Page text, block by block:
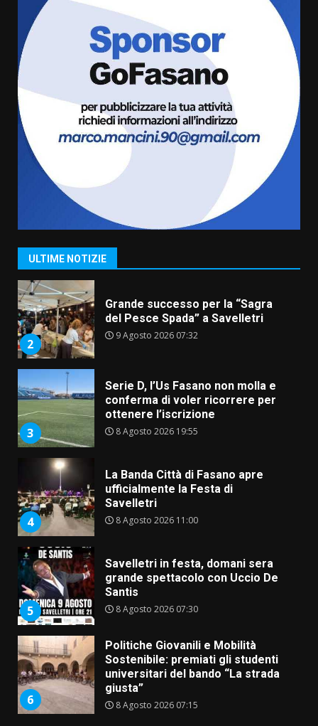
ULTIME NOTIZIE
Politiche Giovanili e Mobilità
Sostenibile: premiati gli studenti
universitari del bando “La strada
giusta”
8 Agosto 2026 07:15
“I Contestatori: Musica di
Rivoluzione”: nuovo
appuntamento con “Fasano in
Banda”
7 Agosto 2026 06:05
1
TARI, Scianaro: “Uniti per una
proposta concreta di
abbattimento per i cittadini
2
Grande successo per la “Sagra
del Pesce Spada” a Savelletri
9 Agosto 2026 07:32
3
Serie D, l’Us Fasano non molla e
conferma di voler ricorrere per
ottenere l’iscrizione
8 Agosto 2026 19:55
4
La Banda Città di Fasano apre
ufficialmente la Festa di
Savelletri
8 Agosto 2026 11:00
5
Savelletri in festa, domani sera
grande spettacolo con Uccio De
Santis
8 Agosto 2026 07:30
6
Politiche Giovanili e Mobilità
Sostenibile: premiati gli studenti
universitari del bando “La strada
giusta”
8 Agosto 2026 07:15